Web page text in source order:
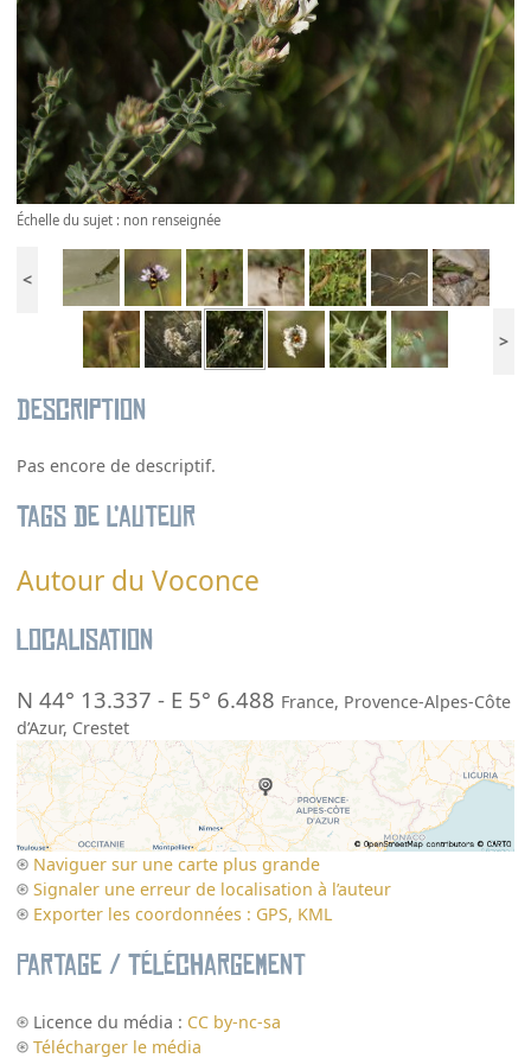
Échelle du sujet : non renseignée
<
>
Description
Pas encore de descriptif.
Tags de l’auteur
Autour du Voconce
Localisation
N 44° 13.337 - E 5° 6.488 France, Provence-Alpes-Côte
d’Azur, Crestet
Naviguer sur une carte plus grande
Signaler une erreur de localisation à l’auteur
Exporter les coordonnées : GPS, KML
Partage / Téléchargement
Licence du média : CC by-nc-sa
Télécharger le média